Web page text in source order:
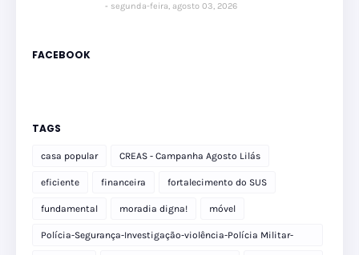
segunda-feira, agosto 03, 2026
FACEBOOK
TAGS
casa popular CREAS - Campanha Agosto Lilás
eficiente financeira fortalecimento do SUS
fundamental moradia digna! móvel
Polícia-Segurança-Investigação-violência-Polícia Militar-